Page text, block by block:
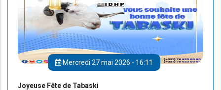
Mercredi 27 mai 2026 - 16:11
Joyeuse Fête de Tabaski